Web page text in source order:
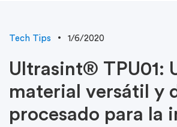
Tech Tips 1/6/2020
Ultrasint® TPU01:
material versátil y
procesado para la